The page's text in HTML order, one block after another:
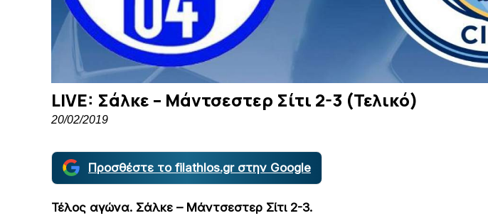
LIVE: Σάλκε – Μάντσεστερ Σίτι 2-3 (Τελικό)
20/02/2019
Προσθέστε το filathlos.gr στην Google
Τέλος αγώνα. Σάλκε – Μάντσεστερ Σίτι 2-3.